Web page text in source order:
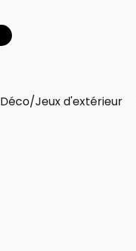
Déco/Jeux d'extérieur